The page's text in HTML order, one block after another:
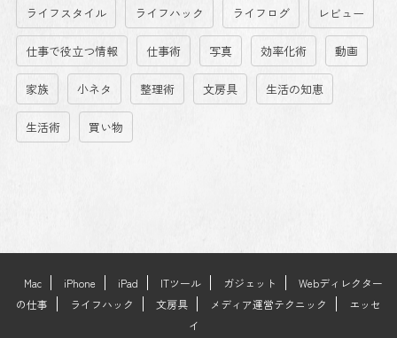
ライフスタイル ライフハック ライフログ レビュー
仕事で役立つ情報 仕事術 写真 効率化術 動画
家族 小ネタ 整理術 文房具 生活の知恵
生活術 買い物
Mac iPhone iPad ITツール ガジェット
Webディレクター
の仕事
ライフハック 文房具 メディア運営テクニック
エッセ
イ